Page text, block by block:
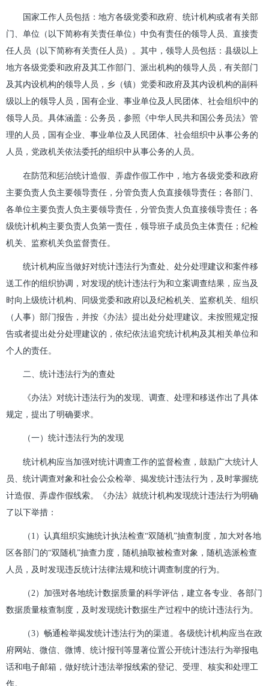
国家工作人员包括：地方各级党委和政府、统计机构或者有关部
门、单位（以下简称有关责任单位）中负有责任的领导人员、直接责
任人员（以下简称有关责任人员）。其中，领导人员包括：县级以上
地方各级党委和政府及其工作部门、派出机构的领导人员，有关部门
及其内设机构的领导人员，乡（镇）党委和政府及其内设机构的副科
级以上的领导人员，国有企业、事业单位及人民团体、社会组织中的
领导人员。具体涵盖：公务员，参照《中华人民共和国公务员法》管
理的人员，国有企业、事业单位及人民团体、社会组织中从事公务的
人员，党政机关依法委托的组织中从事公务的人员。
在防范和惩治统计造假、弄虚作假工作中，地方各级党委和政府
主要负责人负主要领导责任，分管负责人负直接领导责任；各部门、
各单位主要负责人负主要领导责任，分管负责人负直接领导责任；各
级统计机构主要负责人负第一责任，领导班子成员负主体责任；纪检
机关、监察机关负监督责任。
统计机构应当做好对统计违法行为查处、处分处理建议和案件移
送工作的组织协调，对发现的统计违法行为和立案调查结果，应当及
时向上级统计机构、同级党委和政府以及纪检机关、监察机关、组织
（人事）部门报告，并按《办法》提出处分处理建议。未按照规定报
告或者提出处分处理建议的，依纪依法追究统计机构及其相关单位和
个人的责任。
二、统计违法行为的查处
《办法》对统计违法行为的发现、调查、处理和移送作出了具体
规定，提出了明确要求。
（一）统计违法行为的发现
统计机构应当加强对统计调查工作的监督检查，鼓励广大统计人
员、统计调查对象和社会公众检举、揭发统计违法行为，及时掌握统
计造假、弄虚作假线索。《办法》就统计机构发现统计违法行为明确
了以下举措：
（1）认真组织实施统计执法检查“双随机”抽查制度，加大对各地
区各部门的“双随机”抽查力度，随机抽取被检查对象，随机选派检查
人员，及时发现违反统计法律法规和统计调查制度的行为。
（2）加强对各地统计数据质量的科学评估，建立各专业、各部门
数据质量核查制度，及时发现统计数据生产过程中的统计违法行为。
（3）畅通检举揭发统计违法行为的渠道。各级统计机构应当在政
府网站、微信、微博、统计报刊等显著位置公开统计违法行为举报电
话和电子邮箱，做好统计违法举报线索的登记、受理、核实和处理工
作。